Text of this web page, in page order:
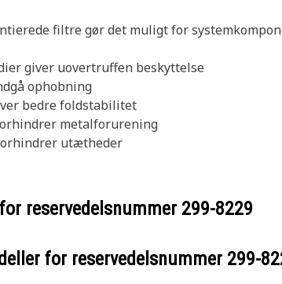
filtre gør det muligt for
giver uovertruffen beskyttelse
ophobning
bedre foldstabilitet
metalforurening
utætheder
reservedelsnummer 299-8229
for reservedelsnummer 299-